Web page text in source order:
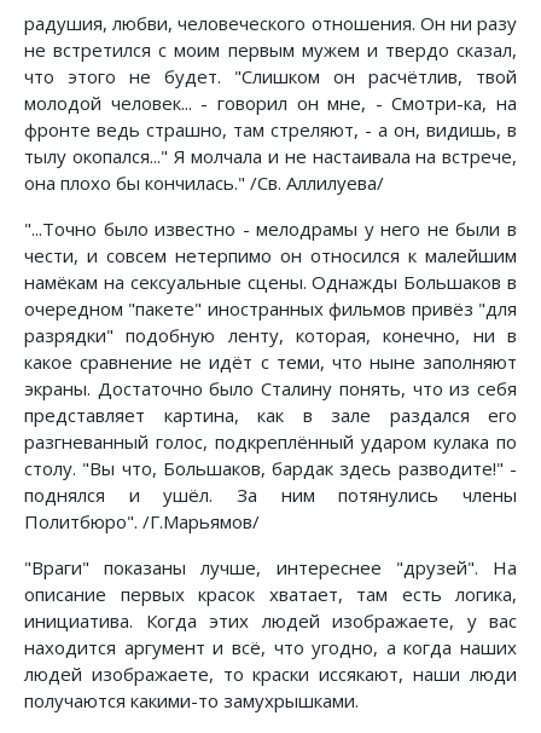
радушия, любви, человеческого отношения. Он ни разу
не встретился с моим первым мужем и твердо сказал,
что этого не будет. "Слишком он расчётлив, твой
молодой человек... - говорил он мне, - Смотри-ка, на
фронте ведь страшно, там стреляют, - а он, видишь, в
тылу окопался..." Я молчала и не настаивала на встрече,
она плохо бы кончилась." /Св. Аллилуева/
"...Точно было известно - мелодрамы у него не были в
чести, и совсем нетерпимо он относился к малейшим
намёкам на сексуальные сцены. Однажды Большаков в
очередном "пакете" иностранных фильмов привёз "для
разрядки" подобную ленту, которая, конечно, ни в
какое сравнение не идёт с теми, что ныне заполняют
экраны. Достаточно было Сталину понять, что из себя
представляет картина, как в зале раздался его
разгневанный голос, подкреплённый ударом кулака по
столу. "Вы что, Большаков, бардак здесь разводите!" -
поднялся и ушёл. За ним потянулись члены
Политбюро". /Г.Марьямов/
"Враги" показаны лучше, интереснее "друзей". На
описание первых красок хватает, там есть логика,
инициатива. Когда этих людей изображаете, у вас
находится аргумент и всё, что угодно, а когда наших
людей изображаете, то краски иссякают, наши люди
получаются какими-то замухрышками.